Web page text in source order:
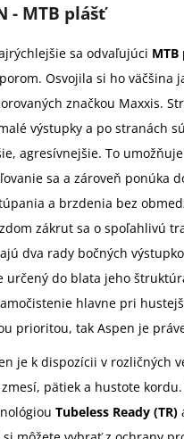
- MTB plášť
sa odvaľujúci
Osvojila si ho väčšina
značkou Maxxis.
výstupky a po stranách sú
agresívnejšie. To
sa a zároveň ponúka
a brzdenia bez
zákrut sa o spoľahlivú
dva rady bočných
určený do blata jeho
hlavne pri
prioritou, tak Aspen je
je k dispozícii v rozličných
pätiek a hustote kordu.
Tubeless Ready (TR)